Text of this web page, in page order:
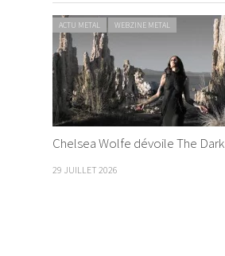
ACTU METAL WEBZINE METAL
Chelsea Wolfe dévoile The Dark
29 JUILLET 2026